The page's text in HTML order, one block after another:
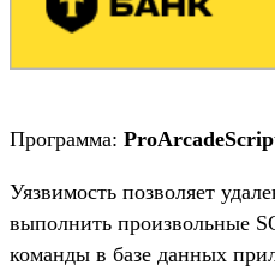
Программа:
Уязвимость позволяет
выполнить произвольные
команды в базе данных